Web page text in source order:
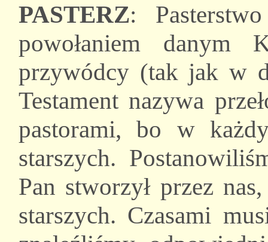
PASTERZ:
powołaniem danym
przywódcy (tak jak w
Testament nazywa
pastorami, bo w
starszych.
Pan stworzył przez
starszych. Czasami